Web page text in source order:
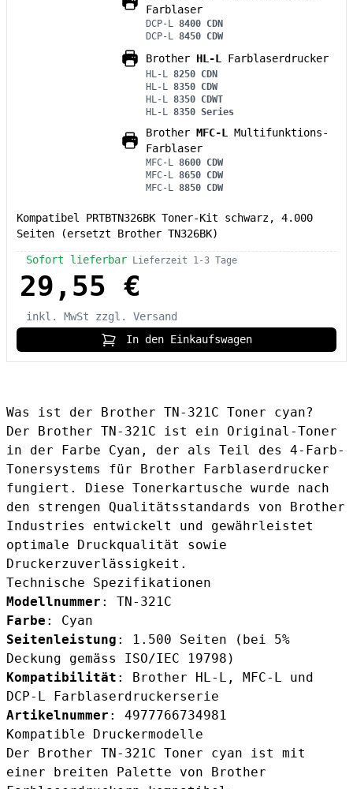
Farblaser
DCP-L
8400 CDN
DCP-L
8450 CDW
Brother HL-L Farblaserdrucker
HL-L
8250 CDN
HL-L
8350 CDW
HL-L
8350 CDWT
HL-L
8350 Series
Brother MFC-L
Multifunktions-
Farblaser
MFC-L
8600 CDW
MFC-L
8650 CDW
MFC-L
8850 CDW
Kompatibel PRTBTN326BK Toner-Kit schwarz, 4.000
Seiten (ersetzt Brother TN326BK)
Sofort lieferbar Lieferzeit 1-3 Tage
29,55 €
inkl. MwSt
zzgl. Versand
In den Einkaufswagen
Was ist der Brother TN-321C Toner cyan?
Der Brother TN-321C ist ein Original-Toner
in der Farbe Cyan, der als Teil des 4-Farb-
Tonersystems für Brother Farblaserdrucker
fungiert. Diese Tonerkartusche wurde nach
den strengen Qualitätsstandards von Brother
Industries entwickelt und gewährleistet
optimale Druckqualität sowie
Druckerzuverlässigkeit.
Technische Spezifikationen
Modellnummer : TN-321C
Farbe : Cyan
Seitenleistung : 1.500 Seiten (bei 5%
Deckung gemäss ISO/IEC 19798)
Kompatibilität : Brother HL-L, MFC-L und
DCP-L Farblaserdruckerserie
Artikelnummer : 4977766734981
Kompatible Druckermodelle
Der Brother TN-321C Toner cyan ist mit
einer breiten Palette von Brother